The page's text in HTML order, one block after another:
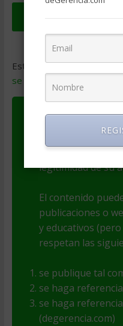
Este sitio usa Akismet
se procesan los datos de
autor(a) es
legitimidad de su
El contenido
publicaciones o
y educativos
respetan las
se publique tal
se haga
se haga
(degerencia.com)